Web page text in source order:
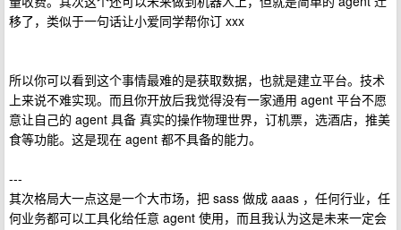
移了，类似于一句话让小爱同学帮你订 xxx
所以你可以看到这个事情最难的是获取数据，也就是建立平台。技术
上来说不难实现。而且你开放后我觉得没有一家通用 agent 平台不愿
意让自己的 agent 具备 真实的操作物理世界，订机票，选酒店，推美
食等功能。这是现在 agent 都不具备的能力。
---
其次格局大一点这是一个大市场，把 sass 做成 aaas ，任何行业，任
何业务都可以工具化给任意 agent 使用，而且我认为这是未来一定会